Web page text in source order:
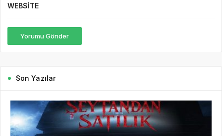
WEBSITE
Yorumu Gönder
Son Yazılar